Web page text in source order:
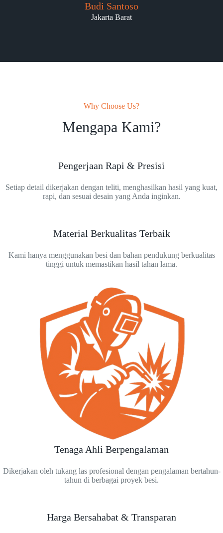
Budi Santoso
Jakarta Barat
Why Choose Us?
Mengapa Kami?
Pengerjaan Rapi & Presisi
Setiap detail dikerjakan dengan teliti, menghasilkan hasil yang kuat,
rapi, dan sesuai desain yang Anda inginkan.
Material Berkualitas Terbaik
Kami hanya menggunakan besi dan bahan pendukung berkualitas
tinggi untuk memastikan hasil tahan lama.
Tenaga Ahli Berpengalaman
Dikerjakan oleh tukang las profesional dengan pengalaman bertahun-
tahun di berbagai proyek besi.
Harga Bersahabat & Transparan